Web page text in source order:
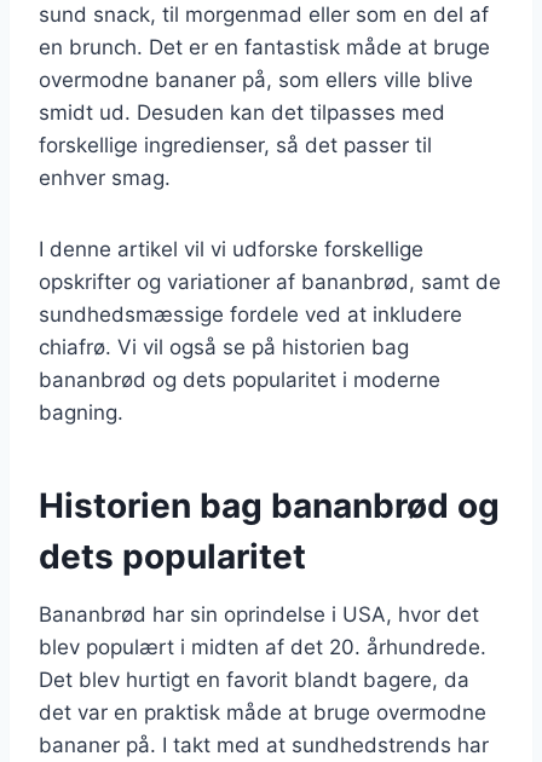
sund snack, til morgenmad eller som en del af
en brunch. Det er en fantastisk måde at bruge
overmodne bananer på, som ellers ville blive
smidt ud. Desuden kan det tilpasses med
forskellige ingredienser, så det passer til
enhver smag.
I denne artikel vil vi udforske forskellige
opskrifter og variationer af bananbrød, samt de
sundhedsmæssige fordele ved at inkludere
chiafrø. Vi vil også se på historien bag
bananbrød og dets popularitet i moderne
bagning.
Historien bag bananbrød og
dets popularitet
Bananbrød har sin oprindelse i USA, hvor det
blev populært i midten af det 20. århundrede.
Det blev hurtigt en favorit blandt bagere, da
det var en praktisk måde at bruge overmodne
bananer på. I takt med at sundhedstrends har